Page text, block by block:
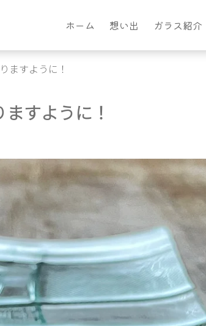
ホーム 想い出 ガラス紹介
ますように！
すように！